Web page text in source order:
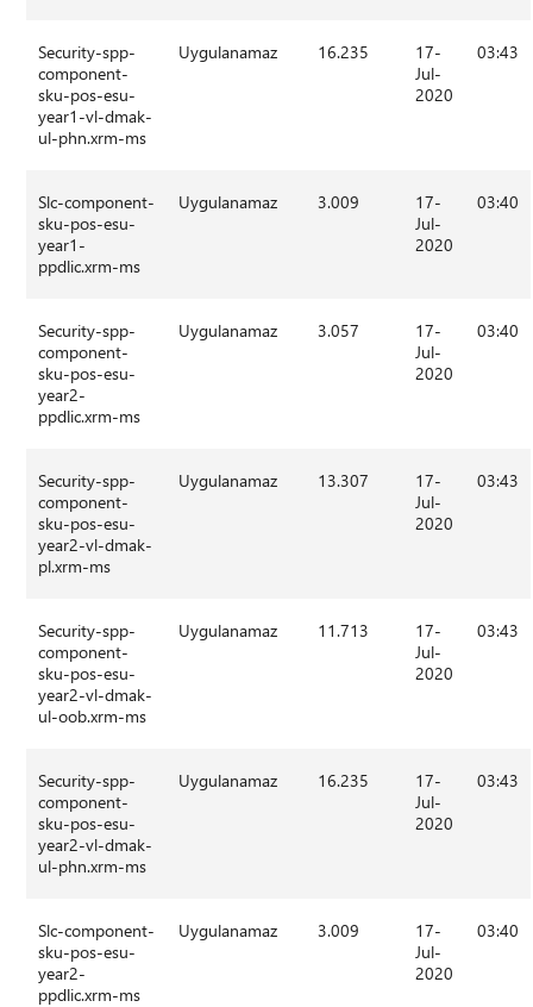
Security-spp-
component-
sku-pos-esu-
year1-vl-dmak-
ul-phn.xrm-ms
Uygulanamaz 16.235
17-
Jul-
2020
03:43
Slc-component-
sku-pos-esu-
year1-
ppdlic.xrm-ms
Uygulanamaz 3.009
17-
Jul-
2020
03:40
Security-spp-
component-
sku-pos-esu-
year2-
ppdlic.xrm-ms
Uygulanamaz 3.057
17-
Jul-
2020
03:40
Security-spp-
component-
sku-pos-esu-
year2-vl-dmak-
pl.xrm-ms
Uygulanamaz 13.307
17-
Jul-
2020
03:43
Security-spp-
component-
sku-pos-esu-
year2-vl-dmak-
ul-oob.xrm-ms
Uygulanamaz 11.713
17-
Jul-
2020
03:43
Security-spp-
component-
sku-pos-esu-
year2-vl-dmak-
ul-phn.xrm-ms
Uygulanamaz 16.235
17-
Jul-
2020
03:43
Slc-component-
sku-pos-esu-
year2-
ppdlic.xrm-ms
Uygulanamaz 3.009
17-
Jul-
2020
03:40